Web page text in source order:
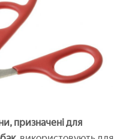
призначені для